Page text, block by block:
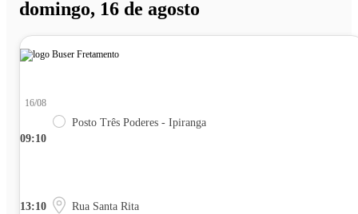
domingo, 16 de agosto
09:10
16/08
Posto Três Poderes - Ipiranga
13:10 Rua Santa Rita